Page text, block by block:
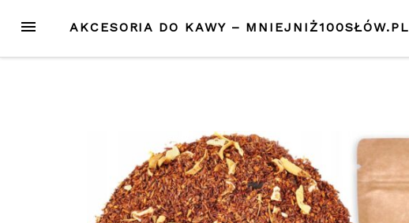
treści
MENU AKCESORIA DO KAWY – MNIEJNIŻ100SŁÓW.PL